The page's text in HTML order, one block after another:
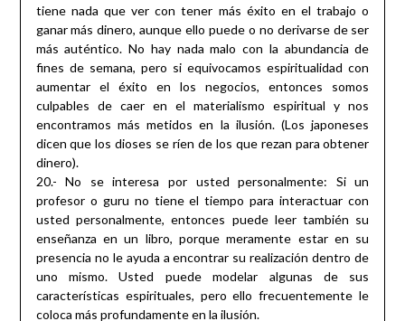
tiene nada que ver con tener más éxito en el trabajo o
ganar más dinero, aunque ello puede o no derivarse de ser
más auténtico. No hay nada malo con la abundancia de
fines de semana, pero si equivocamos espiritualidad con
aumentar el éxito en los negocios, entonces somos
culpables de caer en el materialismo espiritual y nos
encontramos más metidos en la ilusión. (Los japoneses
dicen que los dioses se ríen de los que rezan para obtener
dinero).
20.- No se interesa por usted personalmente: Si un
profesor o guru no tiene el tiempo para interactuar con
usted personalmente, entonces puede leer también su
enseñanza en un libro, porque meramente estar en su
presencia no le ayuda a encontrar su realización dentro de
uno mismo. Usted puede modelar algunas de sus
características espirituales, pero ello frecuentemente le
coloca más profundamente en la ilusión.